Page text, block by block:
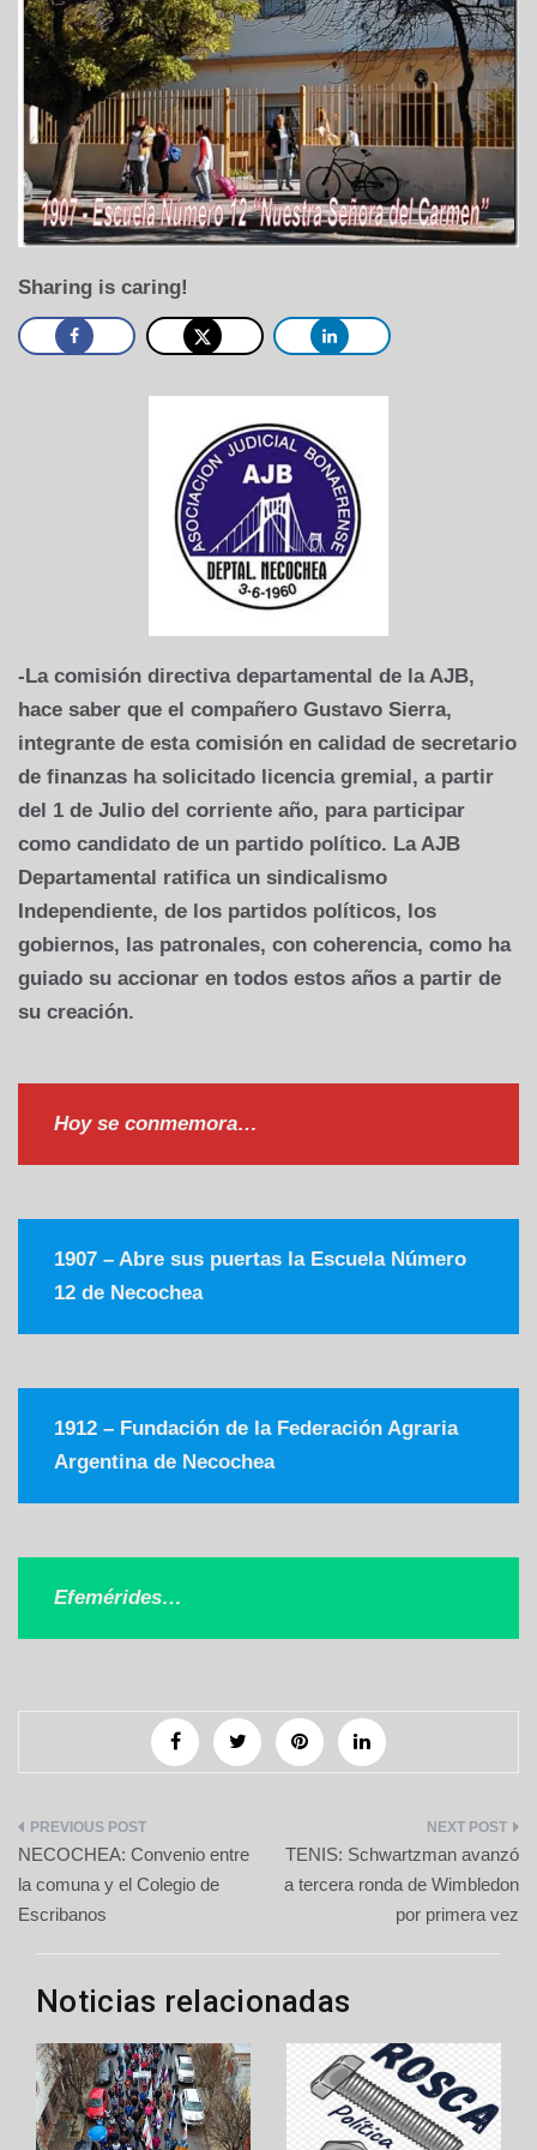
Sharing is caring!
-La comisión directiva departamental de la AJB,
hace saber que el compañero Gustavo Sierra,
integrante de esta comisión en calidad de secretario
de finanzas ha solicitado licencia gremial, a partir
del 1 de Julio del corriente año, para participar
como candidato de un partido político. La AJB
Departamental ratifica un sindicalismo
Independiente, de los partidos políticos, los
gobiernos, las patronales, con coherencia, como ha
guiado su accionar en todos estos años a partir de
su creación.
Hoy se conmemora…
1907 – Abre sus puertas la Escuela Número
12 de Necochea
1912 – Fundación de la Federación Agraria
Argentina de Necochea
Efemérides…
Navegación
de
entradas
NECOCHEA: Convenio entre
la comuna y el Colegio de
Escribanos
TENIS: Schwartzman avanzó
a tercera ronda de Wimbledon
por primera vez
Noticias relacionadas